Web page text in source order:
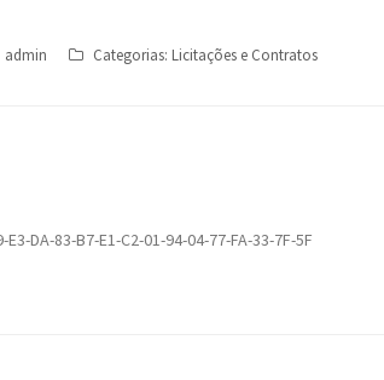
admin Categorias: Licitações e Contratos
E3-DA-83-B7-E1-C2-01-94-04-77-FA-33-7F-5F